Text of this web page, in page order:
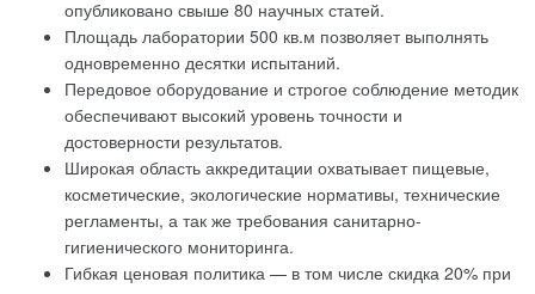
опубликовано свыше 80 научных статей.
Площадь лаборатории 500 кв.м позволяет выполнять
одновременно десятки испытаний.
Передовое оборудование и строгое соблюдение методик
обеспечивают высокий уровень точности и
достоверности результатов.
Широкая область аккредитации охватывает пищевые,
косметические, экологические нормативы, технические
регламенты, а так же требования санитарно-
гигиенического мониторинга.
Гибкая ценовая политика — в том числе скидка 20% при